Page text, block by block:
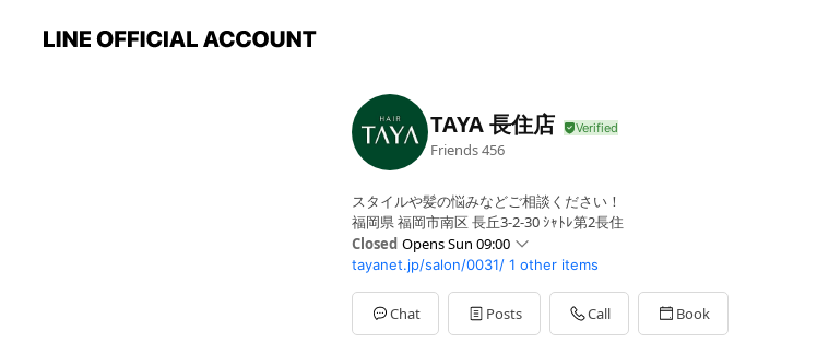
TAYA 長住店
Friends456
スタイルや髪の悩みなどご相談ください！
福岡県 福岡市南区 長丘3-2-30 ｼｬﾄﾚ第2長住
Closed Opens Sun 09:00
Sun09:00 - 18:00
Mon09:00 - 18:00
Tue09:00 - 18:00
Wed09:00 - 18:00
tayanet.jp/salon/0031/ 1 other items
Chat Posts Call Book